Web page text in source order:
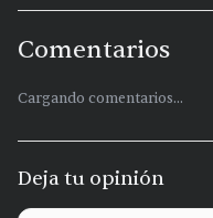
Comentarios
Cargando comentarios...
Deja tu opinión